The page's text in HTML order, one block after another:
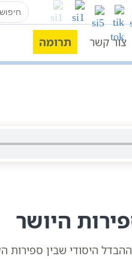
Search
for:
צור קשר תרומה
תלמוד עשר
| שיעור 14
היושר
היסודי שבין ספירות